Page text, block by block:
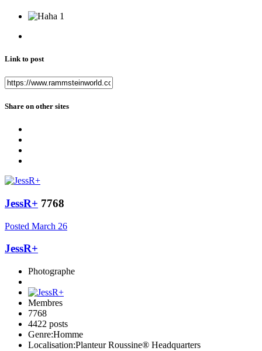
1
Link to post
Share on other sites
JessR+ 7768
Posted March 26
JessR+
Photographe
Membres
7768
4422 posts
Genre:Homme
Localisation:Planteur Roussine® Headquarters